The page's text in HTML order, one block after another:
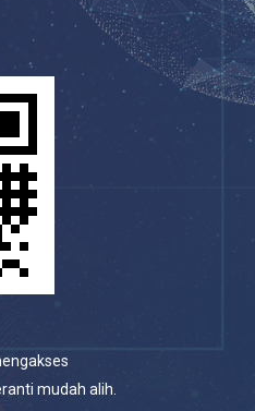
mudah alih.